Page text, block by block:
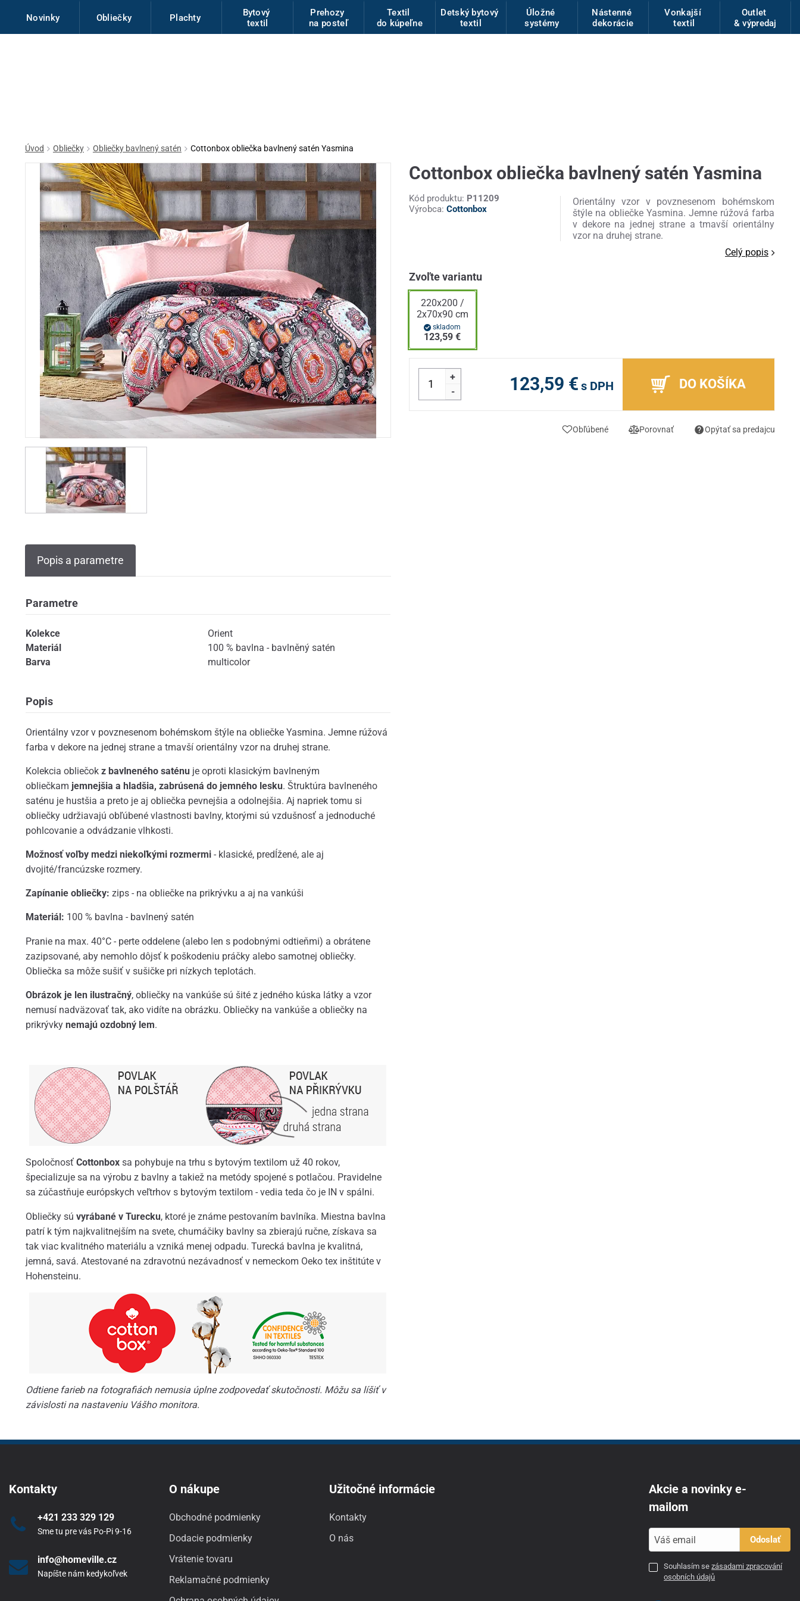
Novinky Obliečky Plachty
Bytový
textil
Prehozy
na posteľ
Textil
do kúpeľne
Detský bytový
textil
Úložné
systémy
Nástenné
dekorácie
Vonkajší
textil
Outlet
& výpredaj
Úvod Obliečky Obliečky bavlnený satén Cottonbox obliečka bavlnený satén Yasmina
Popis a parametre
Parametre
Kolekce
Orient
Materiál
100 % bavlna - bavlněný satén
Barva
multicolor
Popis
Orientálny vzor v povznesenom bohémskom štýle na obliečke Yasmina. Jemne rúžová
farba v dekore na jednej strane a tmavší orientálny vzor na druhej strane.
Kolekcia obliečokz bavlneného saténuje oproti klasickým bavlneným
obliečkam jemnejšia a hladšia, zabrúsená do jemného lesku. Štruktúra bavlneného
saténu je hustšia a preto je aj obliečka pevnejšia a odolnejšia. Aj napriek tomu si
obliečky udržiavajú obľúbené vlastnosti bavlny, ktorými sú vzdušnosť a jednoduché
pohlcovanie a odvádzanie vlhkosti.
Možnosť voľby medzi niekoľkými rozmermi- klasické, predĺžené, ale aj
dvojité/francúzske rozmery.
Zapínanie obliečky: zips - na obliečke na prikrývku a aj na vankúši
Materiál: 100 % bavlna - bavlnený satén
Pranie na max. 40°C - perte oddelene (alebo len s podobnými odtieňmi) a obrátene
zazipsované, aby nemohlo dôjsť k poškodeniu práčky alebo samotnej obliečky.
Obliečka sa môže sušiť v sušičke pri nízkych teplotách.
Obrázok je len ilustračný, obliečky na vankúše sú šité z jedného kúska látky a vzor
nemusí nadväzovať tak, ako vidíte na obrázku. Obliečky na vankúše a obliečky na
prikrývky nemajú ozdobný lem.
Spoločnosť Cottonboxsa pohybuje na trhu s bytovým textilom už 40 rokov,
špecializuje sa na výrobu z bavlny a takiež na metódy spojené s potlačou. Pravidelne
sa zúčastňuje európskych veľtrhov s bytovým textilom - vedia teda čo je IN v spálni.
Obliečky sú vyrábané v Turecku, ktoré je známe pestovaním bavlníka. Miestna bavlna
patrí k tým najkvalitnejším na svete, chumáčiky bavlny sa zbierajú ručne, získava sa
tak viac kvalitného materiálu a vzniká menej odpadu. Turecká bavlna je kvalitná,
jemná, savá. Atestované na zdravotnú nezávadnosť v nemeckom Oeko tex inštitúte v
Hohensteinu.
Odtiene farieb na fotografiách nemusia úplne zodpovedať skutočnosti. Môžu sa líšiť v
závislosti na nastaveniu Vášho monitora.
Cottonbox obliečka bavlnený satén Yasmina
Kód produktu: P11209
Výrobca: Cottonbox
Orientálny vzor v povznesenom bohémskom
štýle na obliečke Yasmina. Jemne rúžová farba
v dekore na jednej strane a tmavší orientálny
vzor na druhej strane.
Celý popis
Zvoľte variantu
220x200 /
2x70x90 cm
skladom
123,59 €
+
-
123,59 € s DPH DO KOŠÍKA
Obľúbené Porovnať Opýtať sa predajcu
Kontakty
+421 233 329 129
Sme tu pre vás Po-Pi 9-16
info@homeville.cz
Napíšte nám kedykoľvek
O nákupe
Obchodné podmienky
Dodacie podmienky
Vrátenie tovaru
Reklamačné podmienky
Užitočné informácie
Kontakty
O nás
Akcie a novinky e-
mailom
Odoslať
Souhlasím sezásadami zpracování
osobních údajů